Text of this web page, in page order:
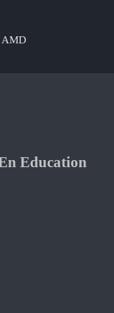
AMD
Education